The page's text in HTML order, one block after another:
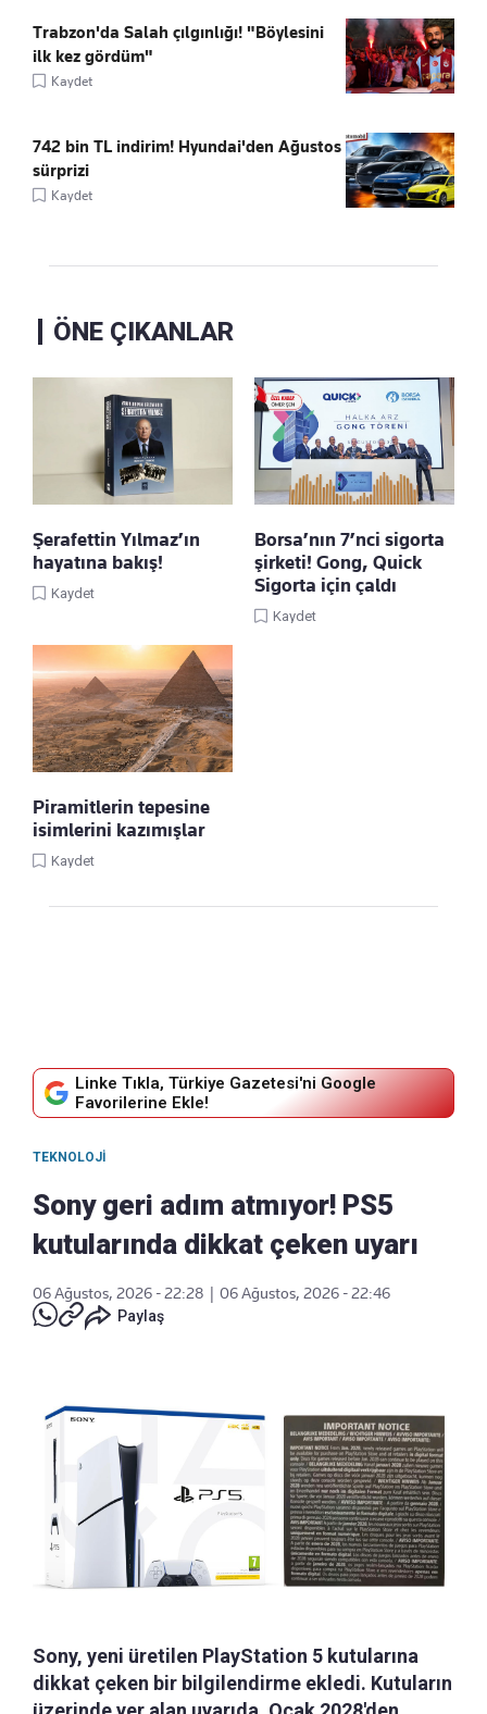
Trabzon'da Salah çılgınlığı! "Böylesini
ilk kez gördüm"
Kaydet
742 bin TL indirim! Hyundai'den Ağustos
sürprizi
Kaydet
ÖNE ÇIKANLAR
Şerafettin Yılmaz’ın
hayatına bakış!
Kaydet
Borsa’nın 7’nci sigorta
şirketi! Gong, Quick
Sigorta için çaldı
Kaydet
Piramitlerin tepesine
isimlerini kazımışlar
Kaydet
Linke Tıkla, Türkiye Gazetesi'ni Google
Favorilerine Ekle!
TEKNOLOJI
Sony geri adım atmıyor! PS5
kutularında dikkat çeken uyarı
06 Ağustos, 2026 - 22:28
06 Ağustos, 2026 - 22:46
Paylaş
Sony, yeni üretilen PlayStation 5 kutularına
dikkat çeken bir bilgilendirme ekledi. Kutuların